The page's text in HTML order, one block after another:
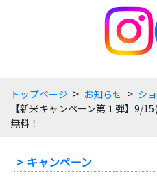
トップページ > お知らせ > シ
【新米キャンペーン第１弾】9/
無料！
キャンペーン